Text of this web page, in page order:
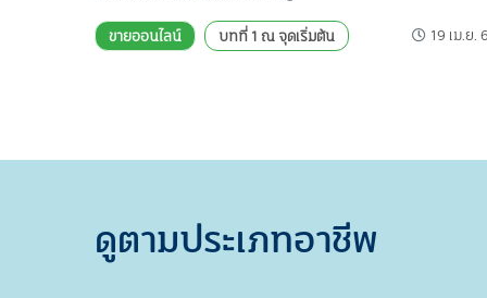
ขายออนไลน์ บทที่ 1 ณ จุดเริ่มต้น 19 เม.ย.
ดูตามประเภทอาชีพ